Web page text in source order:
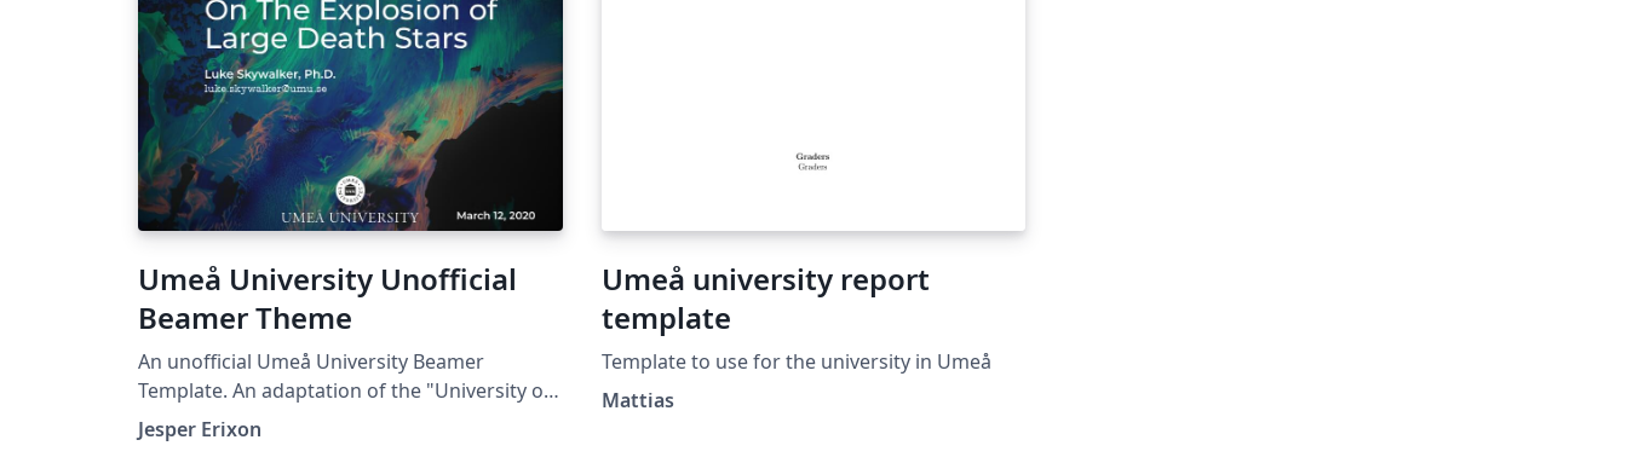
Umeå University Unofficial
Beamer Theme
An unofficial Umeå University Beamer
Template. An adaptation of the "University of
Udine Unofficial Beamer Theme" by Marco
Basaldella
Jesper Erixon
Umeå university report
template
Template to use for the university in Umeå
Mattias